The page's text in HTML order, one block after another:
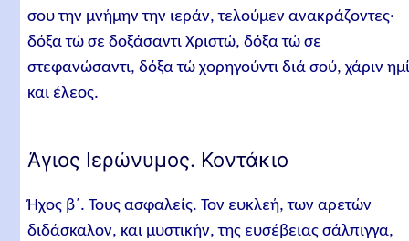
σου την μνήμην την ιεράν, τελούμεν ανακράζοντες·
δόξα τώ σε δοξάσαντι Χριστώ, δόξα τώ σε
στεφανώσαντι, δόξα τώ χορηγούντι διά σού, χάριν
και έλεος.
Άγιος Ιερώνυμος. Κοντάκιο
Ήχος β´. Τους ασφαλείς. Τον ευκλεή, των αρετών
διδάσκαλον, και μυστικήν, της ευσέβειας σάλπιγγα,